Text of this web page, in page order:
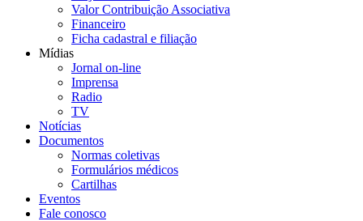
Valor Contribuição Associativa
Financeiro
Ficha cadastral e filiação
Mídias
Jornal on-line
Imprensa
Radio
TV
Notícias
Documentos
Normas coletivas
Formulários médicos
Cartilhas
Eventos
Fale conosco